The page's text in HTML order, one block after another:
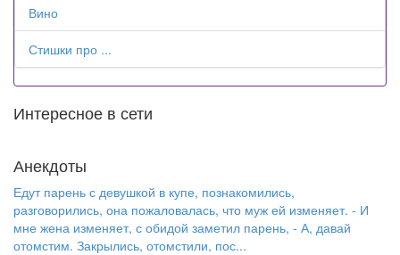
Вино
Стишки про ...
Интересное в сети
Анекдоты
Едут парень с девушкой в купе, познакомились,
разговорились, она пожаловалась, что муж ей изменяет. - И
мне жена изменяет, с обидой заметил парень, - А, давай
отомстим. Закрылись, отомстили, пос...